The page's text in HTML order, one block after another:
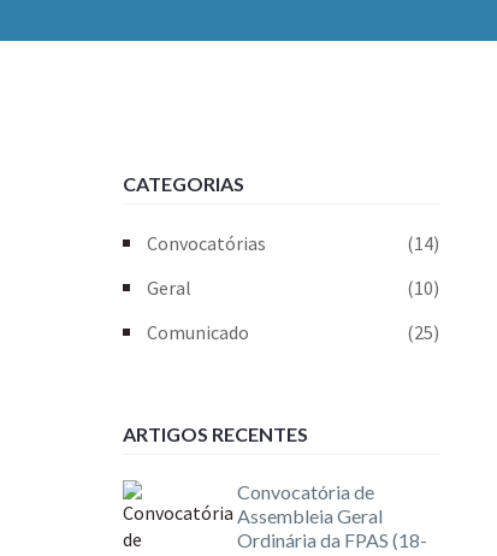
CATEGORIAS
Convocatórias
(14)
Geral
(10)
Comunicado
(25)
ARTIGOS RECENTES
Convocatória de
Assembleia Geral
Ordinária da FPAS (18-